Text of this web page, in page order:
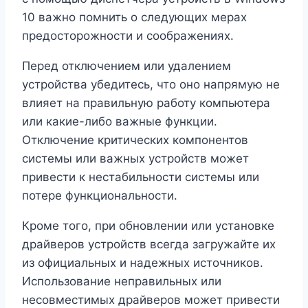
10 важно помнить о следующих мерах
предосторожности и соображениях.
Перед отключением или удалением
устройства убедитесь, что оно напрямую не
влияет на правильную работу компьютера
или какие-либо важные функции.
Отключение критических компонентов
системы или важных устройств может
привести к нестабильности системы или
потере функциональности.
Кроме того, при обновлении или установке
драйверов устройств всегда загружайте их
из официальных и надежных источников.
Использование неправильных или
несовместимых драйверов может привести